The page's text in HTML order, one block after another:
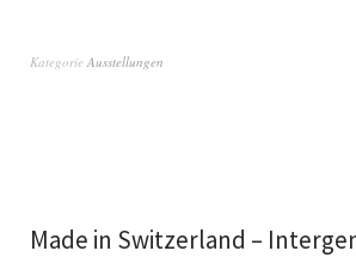
Kategorie Ausstellungen
Made in Switzerland –